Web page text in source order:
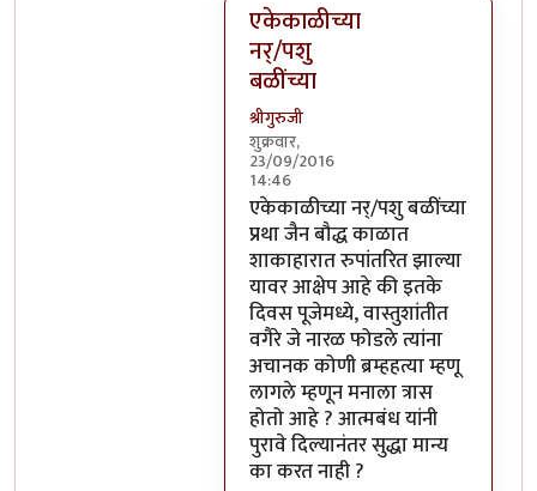
एकेकाळीच्या
नर्/पशु
बळींच्या
श्रीगुरुजी
शुक्रवार,
23/09/2016
14:46
In reply toसाहेब,byअप्पा जोगळेकर
एकेकाळीच्या नर्/पशु बळींच्या
प्रथा जैन बौद्ध काळात
शाकाहारात रुपांतरित झाल्या
यावर आक्षेप आहे की इतके
दिवस पूजेमध्ये, वास्तुशांतीत
वगैरे जे नारळ फोडले त्यांना
अचानक कोणी ब्रम्हहत्या म्हणू
लागले म्हणून मनाला त्रास
होतो आहे ? आत्मबंध यांनी
पुरावे दिल्यानंतर सुद्धा मान्य
का करत नाही ?